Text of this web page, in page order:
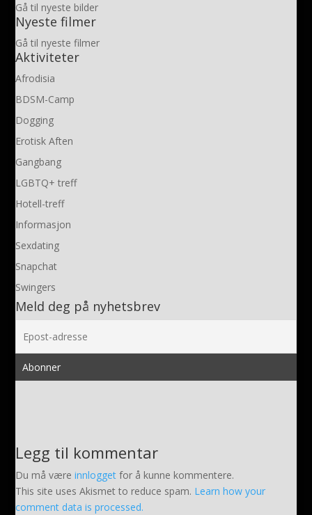
Gå til nyeste bilder
Nyeste filmer
Gå til nyeste filmer
Aktiviteter
Afrodisia
BDSM-Camp
Dogging
Erotisk Aften
Gangbang
LGBTQ+ treff
Hotell-treff
Informasjon
Sexdating
Snapchat
Swingers
Meld deg på nyhetsbrev
Legg til kommentar
Du må væreinnlogget for å kunne kommentere.
This site uses Akismet to reduce spam. Learn how your
comment data is processed.